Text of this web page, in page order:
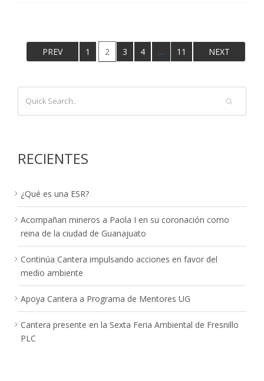
PREV 1 2 3 4 … 11 NEXT
RECIENTES
¿Qué es una ESR?
Acompañan mineros a Paola I en su coronación como
reina de la ciudad de Guanajuato
Continúa Cantera impulsando acciones en favor del
medio ambiente
Apoya Cantera a Programa de Mentores UG
Cantera presente en la Sexta Feria Ambiental de Fresnillo
PLC